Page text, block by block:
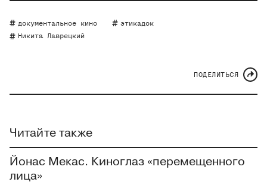
документальное кино
этикадок
Никита Лаврецкий
ПОДЕЛИТЬСЯ
Читайте также
Йонас Мекас. Киноглаз «перемещенного
лица»